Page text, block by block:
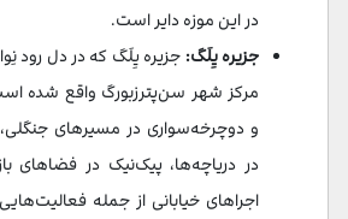
در این موزه دایر است.
جزیره یِلَگ: جزیره یِلَگ که در دل رود
مرکز شهر سن‌پترزبورگ واقع شده
و دوچرخه‌سواری در مسیرهای
در دریاچه‌ها، پیک‌نیک در فضاهای
اجراهای خیابانی از جمله